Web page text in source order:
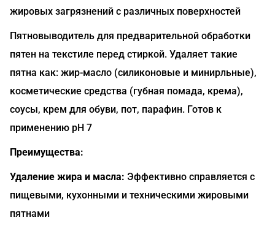
жировых загрязнений с различных поверхностей
Пятновыводитель для предварительной обработки
пятен на текстиле перед стиркой. Удаляет такие
пятна как: жир-масло (силиконовые и минирльные),
косметические средства (губная помада, крема),
соусы, крем для обуви, пот, парафин. Готов к
применению рН 7
Преимущества:
Удаление жира и масла: Эффективно справляется с
пищевыми, кухонными и техническими жировыми
пятнами